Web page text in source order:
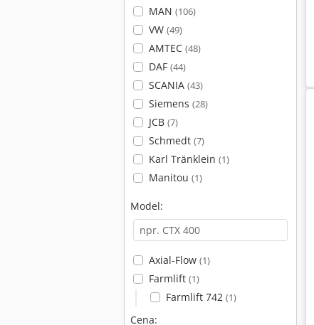
MAN (106)
VW (49)
AMTEC (48)
DAF (44)
SCANIA (43)
Siemens (28)
JCB (7)
Schmedt (7)
Karl Tränklein (1)
Manitou (1)
Model:
Axial-Flow (1)
Farmlift (1)
Farmlift 742 (1)
Cena: